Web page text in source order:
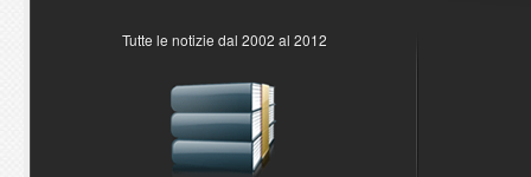
Tutte le notizie dal 2002 al 2012